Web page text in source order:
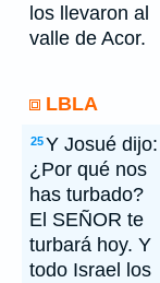
los llevaron al
valle de Acor.
LBLA
25Y Josué dijo:
¿Por qué nos
has turbado?
El SEÑOR te
turbará hoy. Y
todo Israel los